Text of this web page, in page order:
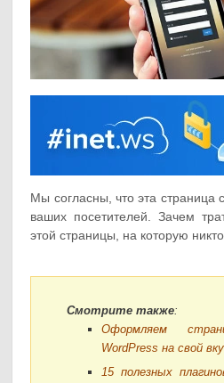
Мы согласны, что эта страница
ваших посетителей. Зачем
этой страницы, на которую
Смотрите также:
Оформляем
WordPress на свой
15 полезных